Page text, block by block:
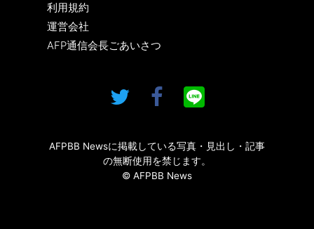
利用規約
運営会社
AFP通信会長ごあいさつ
AFPBB Newsに掲載している写真・見出し・記事
の無断使用を禁じます。
© AFPBB News